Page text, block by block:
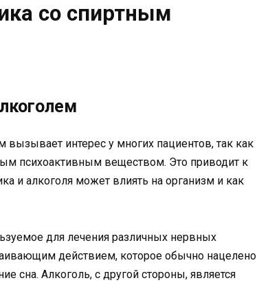
со спиртным
интерес у многих пациентов, так как
психоактивным веществом. Это приводит к
и алкоголя может влиять на организм и как
для лечения различных нервных
действием, которое обычно нацелено
сна. Алкоголь, с другой стороны, является